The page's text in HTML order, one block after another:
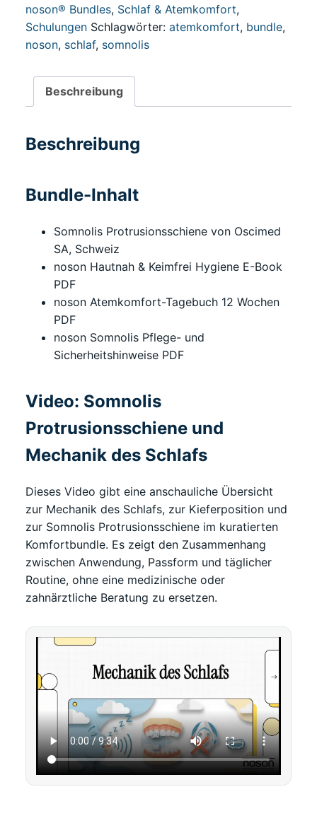
Somnolis
Protrusionsschiene
Menge
noson® Bundles, Schlaf & Atemkomfort,
Schulungen Schlagwörter: atemkomfort, bundle,
noson, schlaf, somnolis
Beschreibung
Beschreibung
Bundle-Inhalt
Somnolis Protrusionsschiene von Oscimed
SA, Schweiz
noson Hautnah & Keimfrei Hygiene E-Book
PDF
noson Atemkomfort-Tagebuch 12 Wochen
PDF
noson Somnolis Pflege- und
Sicherheitshinweise PDF
Video: Somnolis
Protrusionsschiene und
Mechanik des Schlafs
Dieses Video gibt eine anschauliche Übersicht
zur Mechanik des Schlafs, zur Kieferposition und
zur Somnolis Protrusionsschiene im kuratierten
Komfortbundle. Es zeigt den Zusammenhang
zwischen Anwendung, Passform und täglicher
Routine, ohne eine medizinische oder
zahnärztliche Beratung zu ersetzen.